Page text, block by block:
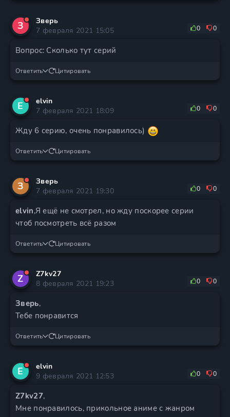
З
Зверь
7 февраля 2021 15:05
0 0
Вопрос: Сколько тут серий
Ответить Цитировать
E
elvin
7 февраля 2021 18:09
0 0
Жду 6 серию, очень понравилось)
Ответить Цитировать
З
Зверь
7 февраля 2021 19:30
0 0
elvin,Я ещё не смотрел, но жду поскорее серии
чтоб посмотреть всё разом
Ответить Цитировать
Z
Z7kv27
8 февраля 2021 19:23
0 0
Зверь,
Тебе понравится
Ответить Цитировать
E
elvin
9 февраля 2021 12:53
0 0
Z7kv27,
Мне понравилось, прикольное аниме с жанром